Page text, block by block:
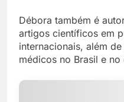
Débora também é
artigos científicos em
internacionais, além
médicos no Brasil e no